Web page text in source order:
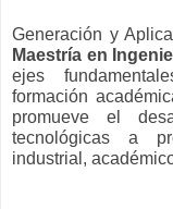
Generación y
Maestría en
ejes
formación
promueve el
tecnológicas a
industrial,